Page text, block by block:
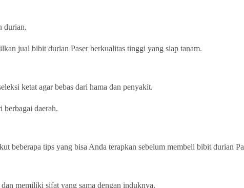
durian.
jual bibit durian Paser berkualitas tinggi yang siap tanam.
ketat agar bebas dari hama dan penyakit.
berbagai daerah.
beberapa tips yang bisa Anda terapkan sebelum membeli bibit durian
memiliki sifat yang sama dengan induknya.